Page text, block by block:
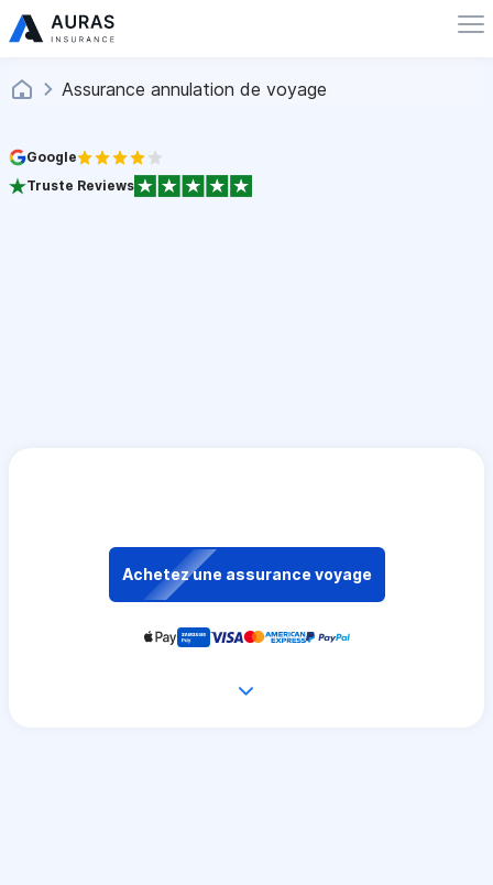
Assurance annulation de voyage
Google
Truste Reviews
Achetez une assurance voyage